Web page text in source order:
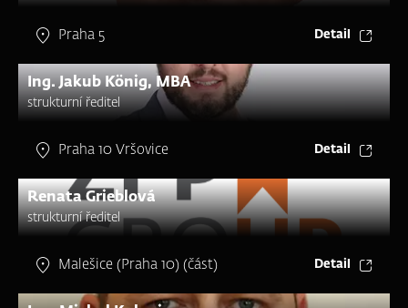
Praha 5 Detail
Ing. Jakub König, MBA
strukturní ředitel
Praha 10 Vršovice Detail
Renata Grieblová
strukturní ředitel
Malešice (Praha 10) (část) Detail